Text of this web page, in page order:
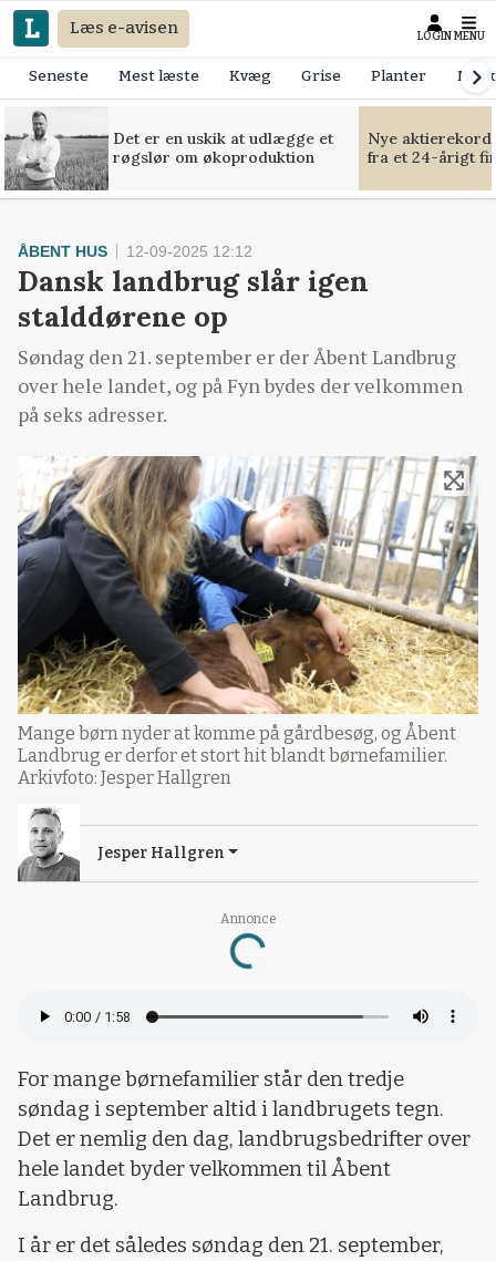
Læs e-avisen LOGIN MENU
Seneste Mest læste Kvæg Grise Planter
Det er en uskik at udlægge et
røgslør om økoproduktion
Nye
fra et 24-årigt
Annonce
Loading...
ÅBENT HUS 12-09-2025 12:12
Dansk landbrug slår igen
stalddørene op
Søndag den 21. september er der Åbent Landbrug
over hele landet, og på Fyn bydes der velkommen
på seks adresser.
Mange børn nyder at komme på gårdbesøg, og Åbent
Landbrug er derfor et stort hit blandt børnefamilier.
Arkivfoto: Jesper Hallgren
Jesper Hallgren
For mange børnefamilier står den tredje
søndag i september altid i landbrugets tegn.
Det er nemlig den dag, landbrugsbedrifter over
hele landet byder velkommen til Åbent
Landbrug.
I år er det således søndag den 21. september,